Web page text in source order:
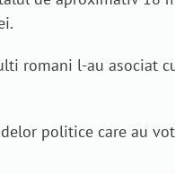
romani l-au asociat
politice care au